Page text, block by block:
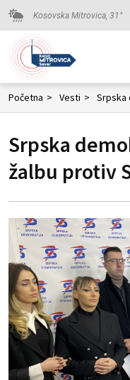
Kosovska Mitrovica, 31 °
Početna > Vesti >
Srpska
žalbu protiv